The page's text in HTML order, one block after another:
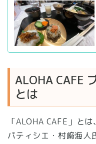
ALOHA CAFE
とは
「ALOHA CAFE」と
パティシエ・村﨑海人